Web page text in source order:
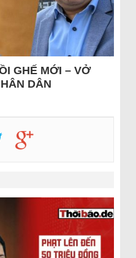
GHẾ MỚI – VỞ
DÂN